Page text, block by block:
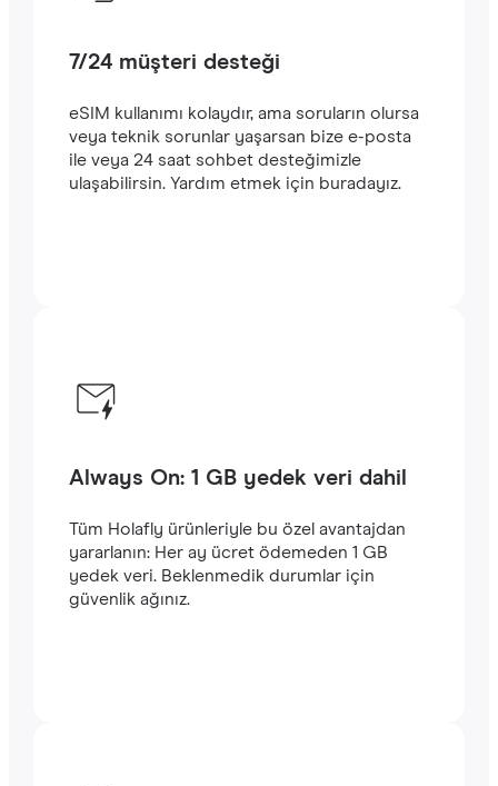
7/24 müşteri desteği
eSIM kullanımı kolaydır, ama soruların olursa
veya teknik sorunlar yaşarsan bize e-posta
ile veya 24 saat sohbet desteğimizle
ulaşabilirsin. Yardım etmek için buradayız.
Always On: 1 GB yedek veri dahil
Tüm Holafly ürünleriyle bu özel avantajdan
yararlanın: Her ay ücret ödemeden 1 GB
yedek veri. Beklenmedik durumlar için
güvenlik ağınız.